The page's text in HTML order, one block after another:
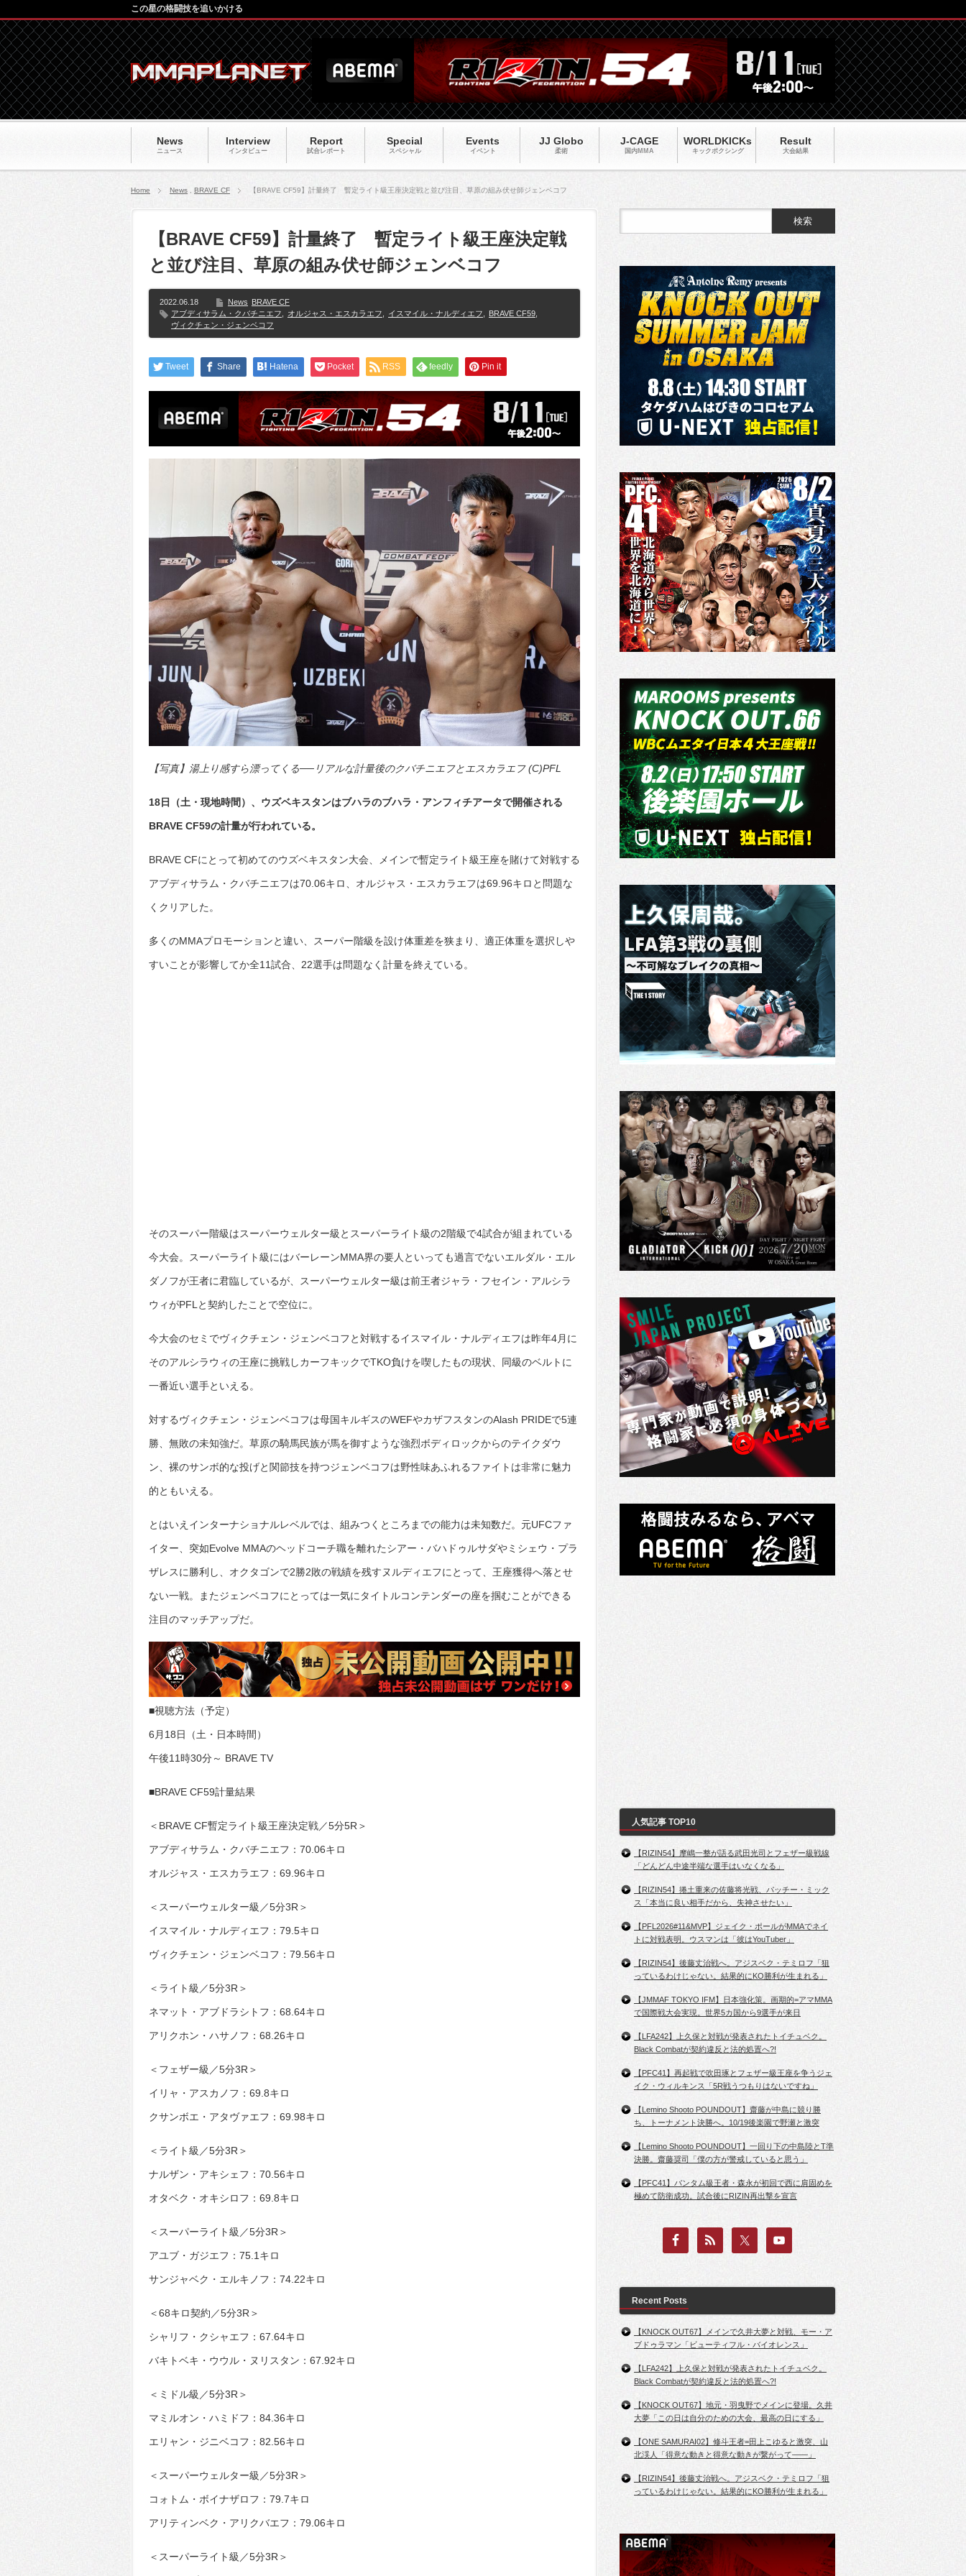
News
ニュース
Interview
インタビュー
Report
試合レポート
Special
スペシャル
Events
イベント
JJ Globo
柔術
J-CAGE
国内MMA
WORLDKICKs
キックポクシング
Result
大会結果
この星の格闘技を追いかける
Home News BRAVE CF 【BRAVE CF59】計量終了 暫定ライト級王座決定戦と並び注目、草原の組み伏せ師ジェンベコフ
【BRAVE CF59】計量終了 暫定ライト級王座決定戦
と並び注目、草原の組み伏せ師ジェンベコフ
2022.06.18 News BRAVE CF
アブディサラム・クバチニエフ
オルジャス・エスカラエフ イスマイル・ナルディエフ BRAVE CF59
ヴィクチェン・ジェンベコフ
Tweet Share Hatena Pocket RSS feedly Pin it
【写真】湯上り感すら漂ってくる──リアルな計量後のクバチニエフとエスカラエフ (C)PFL
18日（土・現地時間）、ウズベキスタンはブハラのブハラ・アンフィチアータで開催される
BRAVE CF59の計量が行われている。
BRAVE CFにとって初めてのウズベキスタン大会、メインで暫定ライト級王座を賭けて対戦する
アブディサラム・クバチニエフは70.06キロ、オルジャス・エスカラエフは69.96キロと問題な
くクリアした。
多くのMMAプロモーションと違い、スーパー階級を設け体重差を狭まり、適正体重を選択しや
すいことが影響してか全11試合、22選手は問題なく計量を終えている。
そのスーパー階級はスーパーウェルター級とスーパーライト級の2階級で4試合が組まれている
今大会。スーパーライト級にはバーレーンMMA界の要人といっても過言でないエルダル・エル
ダノフが王者に君臨しているが、スーパーウェルター級は前王者ジャラ・フセイン・アルシラ
ウィがPFLと契約したことで空位に。
今大会のセミでヴィクチェン・ジェンベコフと対戦するイスマイル・ナルディエフは昨年4月に
そのアルシラウィの王座に挑戦しカーフキックでTKO負けを喫したもの現状、同級のベルトに
一番近い選手といえる。
対するヴィクチェン・ジェンベコフは母国キルギスのWEFやカザフスタンのAlash PRIDEで5連
勝、無敗の未知強だ。草原の騎馬民族が馬を御すような強烈ボディロックからのテイクダウ
ン、裸のサンボ的な投げと関節技を持つジェンベコフは野性味あふれるファイトは非常に魅力
的ともいえる。
とはいえインターナショナルレベルでは、組みつくところまでの能力は未知数だ。元UFCファ
イター、突如Evolve MMAのヘッドコーチ職を離れたシアー・バハドゥルサダやミシェウ・プラ
ザレスに勝利し、オクタゴンで2勝2敗の戦績を残すヌルディエフにとって、王座獲得へ落とせ
ない一戦。またジェンベコフにとっては一気にタイトルコンテンダーの座を掴むことができる
注目のマッチアップだ。
■視聴方法（予定）
6月18日（土・日本時間）
午後11時30分～ BRAVE TV
■BRAVE CF59計量結果
＜BRAVE CF暫定ライト級王座決定戦／5分5R＞
アブディサラム・クバチニエフ：70.06キロ
オルジャス・エスカラエフ：69.96キロ
＜スーパーウェルター級／5分3R＞
イスマイル・ナルディエフ：79.5キロ
ヴィクチェン・ジェンベコフ：79.56キロ
＜ライト級／5分3R＞
ネマット・アブドラシトフ：68.64キロ
アリクホン・ハサノフ：68.26キロ
＜フェザー級／5分3R＞
イリャ・アスカノフ：69.8キロ
クサンボエ・アタヴァエフ：69.98キロ
＜ライト級／5分3R＞
ナルザン・アキシェフ：70.56キロ
オタベク・オキシロフ：69.8キロ
＜スーパーライト級／5分3R＞
アユブ・ガジエフ：75.1キロ
サンジャベク・エルキノフ：74.22キロ
＜68キロ契約／5分3R＞
シャリフ・クシャエフ：67.64キロ
バキトベキ・ウウル・ヌリスタン：67.92キロ
＜ミドル級／5分3R＞
マミルオン・ハミドフ：84.36キロ
エリャン・ジニベコフ：82.56キロ
＜スーパーウェルター級／5分3R＞
コォトム・ボイナザロフ：79.7キロ
アリティンベク・アリクバエフ：79.06キロ
＜スーパーライト級／5分3R＞
人気記事 TOP10
【RIZIN54】摩嶋一整が語る武田光司とフェザー級戦線
「どんどん中途半端な選手はいなくなる」
【RIZIN54】捲土重来の佐藤将光戦、パッチー・ミック
ス「本当に良い相手だから、失神させたい」
【PFL2026#11&MVP】ジェイク・ポールがMMAでネイ
トに対戦表明。ウスマンは「彼はYouTuber」
【RIZIN54】後藤丈治戦へ。アジスベク・テミロフ「狙
っているわけじゃない。結果的にKO勝利が生まれる」
【JMMAF TOKYO IFM】日本強化策。画期的=アマMMA
で国際戦大会実現。世界5カ国から9選手が来日
【LFA242】上久保と対戦が発表されたトイチュベク。
Black Combatが契約違反と法的処置へ?!
【PFC41】再起戦で吹田琢とフェザー級王座を争うジェ
イク・ウィルキンス「5R戦うつもりはないですね」
【Lemino Shooto POUNDOUT】齋藤が中島に競り勝
ち、トーナメント決勝へ。10/19後楽園で野瀬と激突
【Lemino Shooto POUNDOUT】一回り下の中島陸とT準
決勝。齋藤奨司「僕の方が警戒していると思う」
【PFC41】バンタム級王者・森永が初回で西に肩固めを
極めて防衛成功。試合後にRIZIN再出撃を宣言
Recent Posts
【KNOCK OUT67】メインで久井大夢と対戦、モー・ア
ブドゥラマン「ビューティフル・バイオレンス」
【LFA242】上久保と対戦が発表されたトイチュベク。
Black Combatが契約違反と法的処置へ?!
【KNOCK OUT67】地元・羽曳野でメインに登場。久井
大夢「この日は自分のための大会、最高の日にする」
【ONE SAMURAI02】修斗王者=田上こゆると激突、山
北渓人「得意な動きと得意な動きが繋がって――」
【RIZIN54】後藤丈治戦へ。アジスベク・テミロフ「狙
っているわけじゃない。結果的にKO勝利が生まれる」